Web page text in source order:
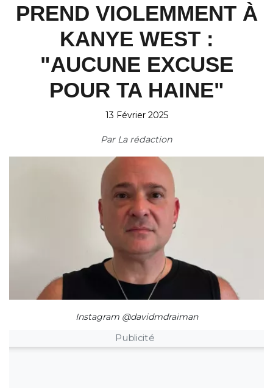
PREND VIOLEMMENT À
KANYE WEST :
"AUCUNE EXCUSE
POUR TA HAINE"
13 Février 2025
Par La rédaction
Instagram @davidmdraiman
Publicité